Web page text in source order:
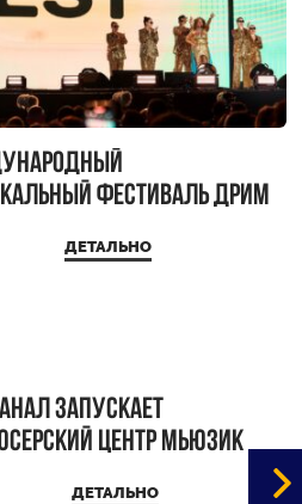
фестиваль ДРИМ
ДЕТАЛЬНО
запускает
центр Мьюзик
ДЕТАЛЬНО